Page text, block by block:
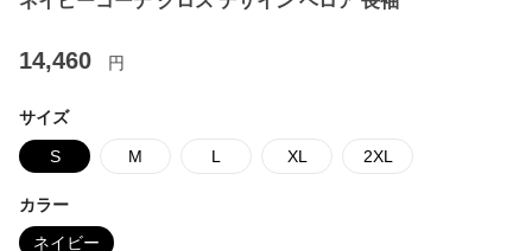
14,460 円
サイズ
S M L XL 2XL
カラー
ネイビー